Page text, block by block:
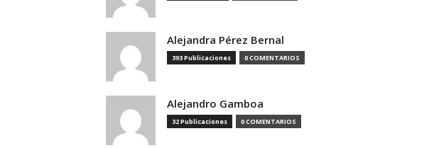
Alejandra Pérez Bernal
393 Publicaciones 0 COMENTARIOS
Alejandro Gamboa
32 Publicaciones 0 COMENTARIOS